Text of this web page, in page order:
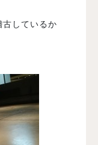
しているか